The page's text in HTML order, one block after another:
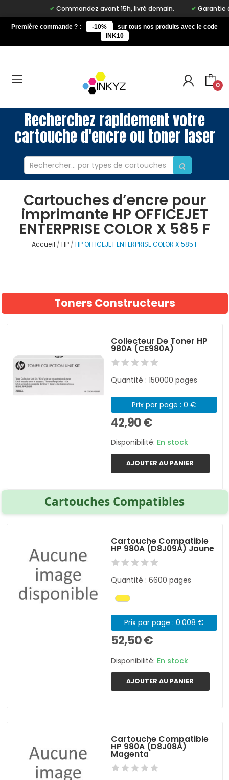
Commandez avant 15h, livré demain. Garantie à
Première commande ? : -10%
sur tous nos produits avec le code
INK10
0
Recherchez rapidement votre
cartouche d'encre ou toner laser
Cartouches d’encre pour
imprimante HP OFFICEJET
ENTERPRISE COLOR X 585 F
Accueil HP HP OFFICEJET ENTERPRISE COLOR X 585 F
Toners Constructeurs
Collecteur De Toner HP
980A (CE980A)
Quantité : 150000 pages
Prix par page : 0 €
42,90 €
Disponibilité: En stock
AJOUTER AU PANIER
Cartouches Compatibles
Cartouche Compatible
HP 980A (D8J09A) Jaune
Quantité : 6600 pages
Prix par page : 0.008 €
52,50 €
Disponibilité: En stock
AJOUTER AU PANIER
Cartouche Compatible
HP 980A (D8J08A)
Magenta